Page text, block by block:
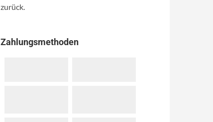
zurück.
Zahlungsmethoden